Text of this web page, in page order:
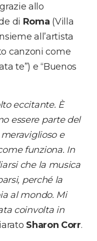
allo
di Roma (Villa
all’artista
canzoni come
te”) e “Buenos
eccitante. È
essere parte del
e
funziona. In
che la musica
perché la
al mondo. Mi
coinvolta in
Sharon Corr.